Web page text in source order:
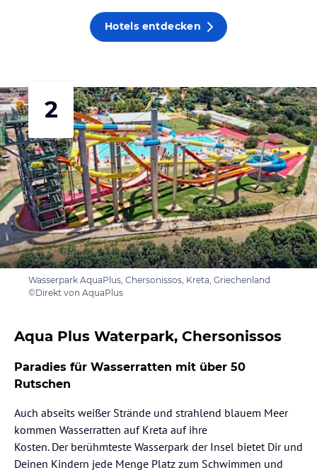
Hotels entdecken
2
Wasserpark AquaPlus, Chersonissos, Kreta, Griechenland
©Direkt von AquaPlus
Aqua Plus Waterpark, Chersonissos
Paradies für Wasserratten mit über 50
Rutschen
Auch abseits weißer Strände und strahlend blauem Meer
kommen Wasserratten auf Kreta auf ihre
Kosten. Der berühmteste Wasserpark der Insel bietet Dir und
Deinen Kindern jede Menge Platz zum Schwimmen und